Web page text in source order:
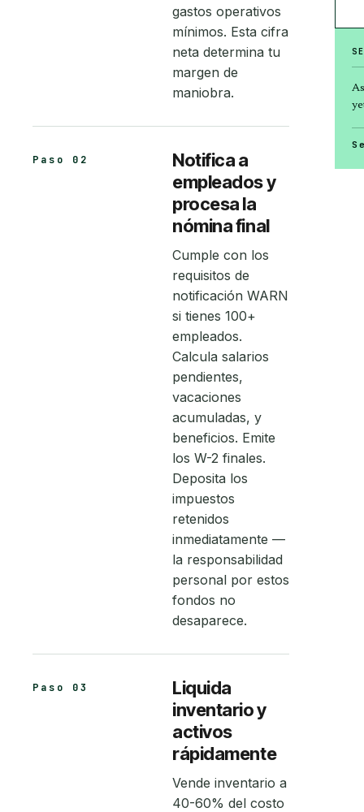
gastos operativos
mínimos. Esta cifra
neta determina tu
margen de
maniobra.
Paso 02
Notifica a
empleados y
procesa la
nómina final
Cumple con los
requisitos de
notificación WARN
si tienes 100+
empleados.
Calcula salarios
pendientes,
vacaciones
acumuladas, y
beneficios. Emite
los W-2 finales.
Deposita los
impuestos
retenidos
inmediatamente —
la responsabilidad
personal por estos
fondos no
desaparece.
Paso 03
Liquida
inventario y
activos
rápidamente
Vende inventario a
40-60% del costo